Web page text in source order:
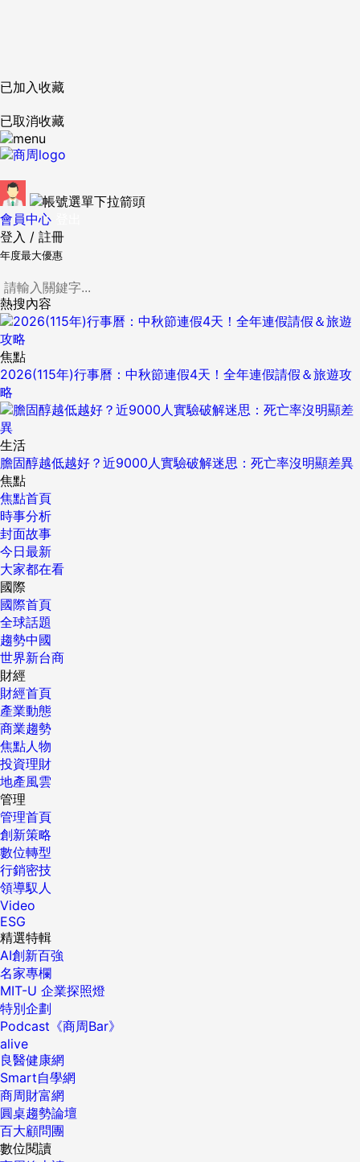
已加入收藏
已取消收藏
會員中心
登入 / 註冊
年度最大優惠
熱搜內容
焦點
2026(115年)行事曆：中秋節連假4天！全年連假請假＆旅遊攻
略
生活
膽固醇越低越好？近9000人實驗破解迷思：死亡率沒明顯差異
焦點
焦點首頁
時事分析
封面故事
今日最新
大家都在看
國際
國際首頁
全球話題
趨勢中國
世界新台商
財經
財經首頁
產業動態
商業趨勢
焦點人物
投資理財
地產風雲
管理
管理首頁
創新策略
數位轉型
行銷密技
領導馭人
Video
ESG
精選特輯
AI創新百強
名家專欄
MIT-U 企業探照燈
特別企劃
Podcast《商周Bar》
alive
良醫健康網
Smart自學網
商周財富網
圓桌趨勢論壇
百大顧問團
數位閱讀